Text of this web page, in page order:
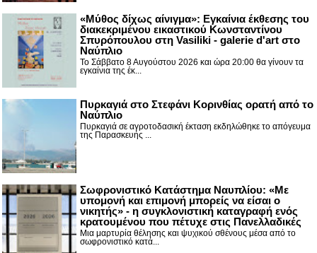
«Μύθος δίχως αίνιγμα»: Εγκαίνια έκθεσης του
διακεκριμένου εικαστικού Κωνσταντίνου
Σπυρόπουλου στη Vasiliki - galerie d'art στο
Ναύπλιο
Το Σάββατο 8 Αυγούστου 2026 και ώρα 20:00 θα γίνουν τα
εγκαίνια της έκ...
Πυρκαγιά στο Στεφάνι Κορινθίας ορατή από το
Ναύπλιο
Πυρκαγιά σε αγροτοδασική έκταση εκδηλώθηκε το απόγευμα
της Παρασκευής ...
Σωφρονιστικό Κατάστημα Ναυπλίου: «Με
υπομονή και επιμονή μπορείς να είσαι ο
νικητής» - η συγκλονιστική καταγραφή ενός
κρατουμένου που πέτυχε στις Πανελλαδικές
Μια μαρτυρία θέλησης και ψυχικού σθένους μέσα από το
σωφρονιστικό κατά...